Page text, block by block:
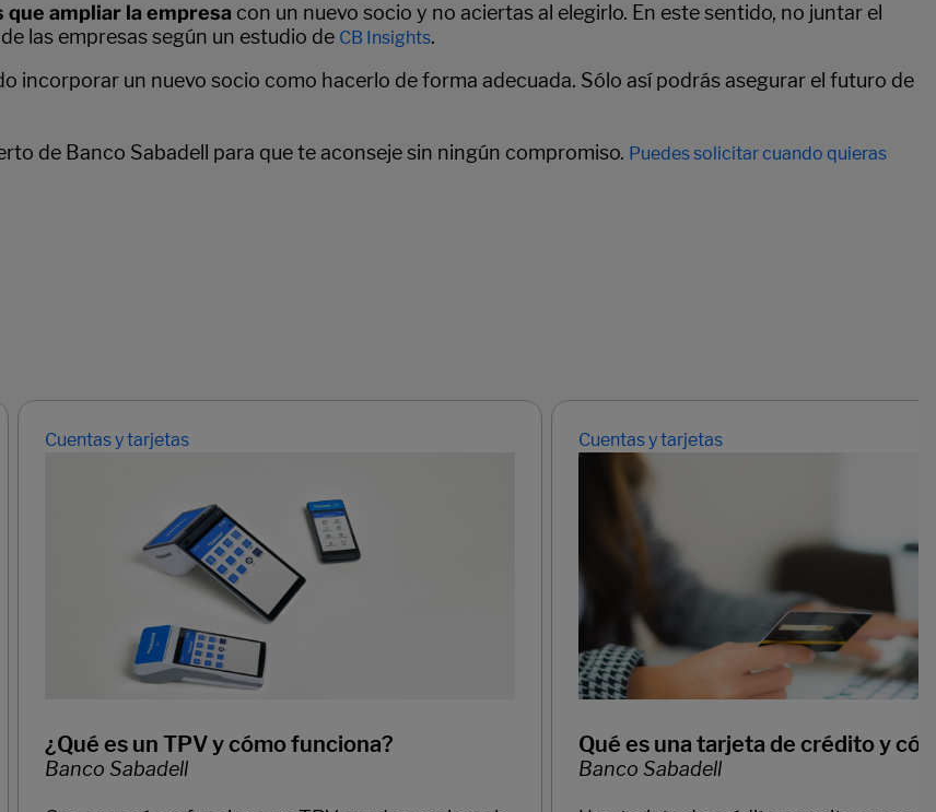
ampliar la empresa con un nuevo socio y no aciertas al elegirlo. En este sentido, no juntar el
las empresas según un estudio de CB Insights.
incorporar un nuevo socio como hacerlo de forma adecuada. Sólo así podrás asegurar el futuro de
de Banco Sabadell para que te aconseje sin ningún compromiso. Puedes solicitar cuando quieras
Cuentas y tarjetas
¿Qué es un TPV y cómo funciona?
Banco Sabadell
Cuentas y tarjetas
Qué es una tarjeta de crédito y
Banco Sabadell